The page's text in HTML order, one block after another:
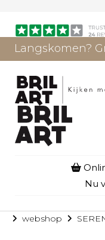
Langskomen?
Nu
webshop